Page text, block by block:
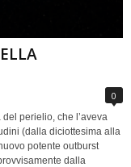
0
perielio, che l’aveva
(dalla diciottesima alla
potente outburst
dalla